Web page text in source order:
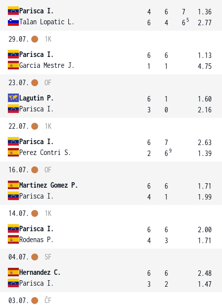
Parisca I.
Talan Lopatic L.
4
6
6
4
7
6 5
1.36
2.77
29.07.
Parisca I.
Garcia Mestre J.
1K
6
1
6
1
1.13
4.75
23.07.
Lagutin P.
Parisca I.
OF
6
3
1
0
1.60
2.16
22.07.
Parisca I.
Perez Contri S.
1K
6
2
7
69
2.63
1.39
16.07.
Martinez Gomez P.
Parisca I.
OF
6
4
6
1
1.71
1.99
14.07.
Parisca I.
Rodenas P.
1K
6
4
6
3
2.00
1.71
04.07.
Hernandez C.
Parisca I.
SF
6
3
6
2
2.48
1.47
03.07.
ČF